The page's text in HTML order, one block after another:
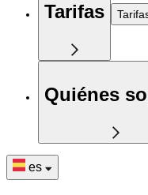
Tarifas
Quiénes
es